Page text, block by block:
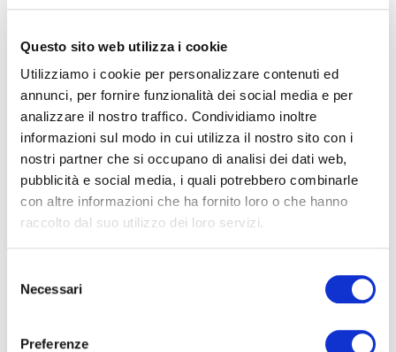
Questo sito web utilizza i cookie
Utilizziamo i cookie per personalizzare contenuti ed
annunci, per fornire funzionalità dei social media e per
analizzare il nostro traffico. Condividiamo inoltre
informazioni sul modo in cui utilizza il nostro sito con i
nostri partner che si occupano di analisi dei dati web,
pubblicità e social media, i quali potrebbero combinarle
con altre informazioni che ha fornito loro o che hanno
raccolto dal suo utilizzo dei loro servizi.
delNecessari
Preferenze
Repülővel
A Velencei Marco Polo és a Treviso-i repülétérről.